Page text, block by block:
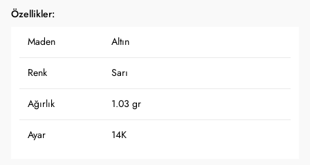
Özellikler:
Maden Altın
Renk Sarı
Ağırlık 1.03 gr
Ayar 14K